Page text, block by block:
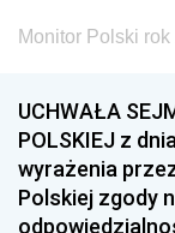
Monitor Polski rok
UCHWAŁA
POLSKIEJ z
wyrażenia
Polskiej zgody